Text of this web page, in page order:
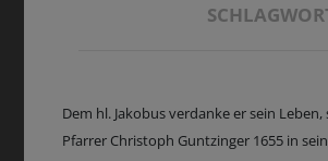
Dem hl. Jakobus verdanke er sein
Pfarrer Christoph Guntzinger 1655 in